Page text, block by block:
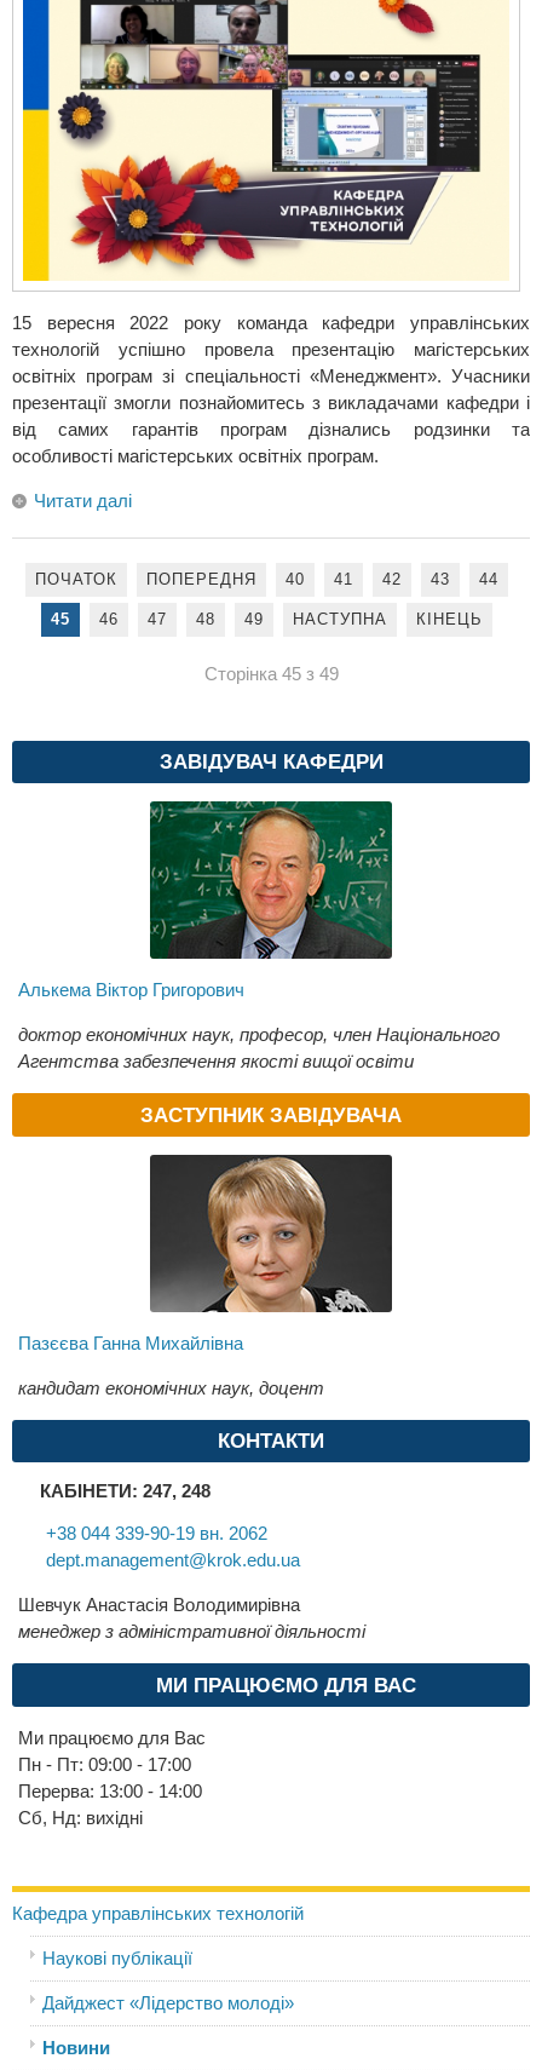
15 вересня 2022 року команда кафедри управлінських
технологій успішно провела презентацію магістерських
освітніх програм зі спеціальності «Менеджмент». Учасники
презентації змогли познайомитесь з викладачами кафедри і
від самих гарантів програм дізнались родзинки та
особливості магістерських освітніх програм.
Читати далі
ПОЧАТОК ПОПЕРЕДНЯ 40 41 42 43 44
45 46 47 48 49 НАСТУПНА КІНЕЦЬ
Сторінка 45 з 49
ЗАВІДУВАЧ КАФЕДРИ
Алькема Віктор Григорович
доктор економічних наук, професор, член Національного
Агентства забезпечення якості вищої освіти
ЗАСТУПНИК ЗАВІДУВАЧА
Пазєєва Ганна Михайлівна
кандидат економічних наук, доцент
КОНТАКТИ
КАБІНЕТИ: 247, 248
+38 044 339-90-19 вн. 2062
dept.management@krok.edu.ua
Шевчук Анастасія Володимирівна
менеджер з адміністративної діяльності
МИ ПРАЦЮЄМО ДЛЯ ВАС
Ми працюємо для Вас
Пн - Пт: 09:00 - 17:00
Перерва: 13:00 - 14:00
Сб, Нд: вихідні
Кафедра управлінських технологій
Наукові публікації
Дайджест «Лідерство молоді»
Новини